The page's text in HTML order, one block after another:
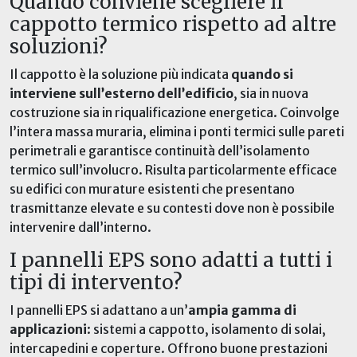
cappotto termico rispetto ad altre
soluzioni?
Il cappotto è la soluzione più indicata quando si
interviene sull’esterno dell’edificio, sia in nuova
costruzione sia in riqualificazione energetica. Coinvolge
l’intera massa muraria, elimina i ponti termici sulle pareti
perimetrali e garantisce continuità dell’isolamento
termico sull’involucro. Risulta particolarmente efficace
su edifici con murature esistenti che presentano
trasmittanze elevate e su contesti dove non è possibile
intervenire dall’interno.
I pannelli EPS sono adatti a tutti i
tipi di intervento?
I pannelli EPS si adattano a un’ampia gamma di
applicazioni: sistemi a cappotto, isolamento di solai,
intercapedini e coperture. Offrono buone prestazioni